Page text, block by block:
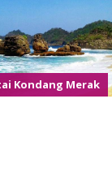
Kondang Merak